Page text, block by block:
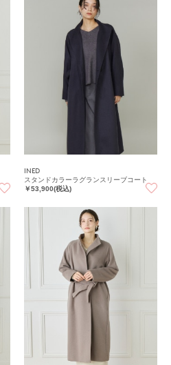
INED
スタンドカラーラグランスリーブコート
￥53,900(税込)